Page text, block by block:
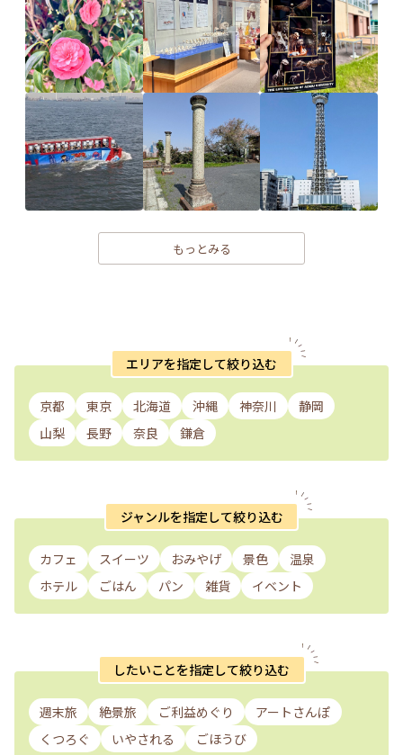
もっとみる
エリアを指定して絞り込む
京都 東京 北海道 沖縄 神奈川
静岡
山梨
長野 奈良 鎌倉
ジャンルを指定して絞り込む
カフェ スイーツ おみやげ 景色
温泉
ホテル
ごはん パン 雑貨 イベント
したいことを指定して絞り込む
週末旅 絶景旅 ご利益めぐり
アートさんぽ
くつろぐ
いやされる ごほうび